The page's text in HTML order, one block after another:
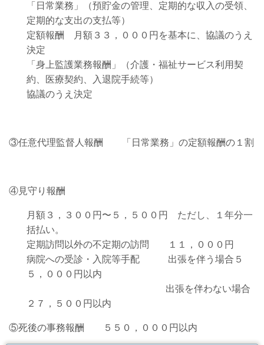
「日常業務」（預貯金の管理、定期的な収入の受領、
定期的な支出の支払等）
定額報酬 月額３３，０００円を基本に、協議のうえ
決定
「身上監護業務報酬」（介護・福祉サービス利用契
約、医療契約、入退院手続等）
協議のうえ決定
③任意代理監督人報酬 「日常業務」の定額報酬の１割
④見守り報酬
月額３，３００円〜５，５００円 ただし、１年分一
括払い。
定期訪問以外の不定期の訪問 １１，０００円
病院への受診・入院等手配 出張を伴う場合５
５，０００円以内
出張を伴わない場合
２７，５００円以内
⑤死後の事務報酬 ５５０，０００円以内